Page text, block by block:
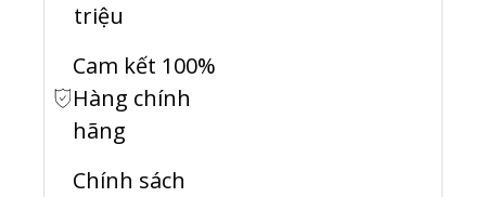
triệu
Cam kết 100%
Hàng chính
hãng
Chính sách